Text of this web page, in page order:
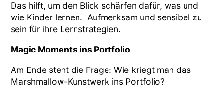
Das hilft, um den Blick schärfen dafür, was und
wie Kinder lernen. Aufmerksam und sensibel zu
sein für ihre Lernstrategien.
Magic Moments ins Portfolio
Am Ende steht die Frage: Wie kriegt man das
Marshmallow-Kunstwerk ins Portfolio?